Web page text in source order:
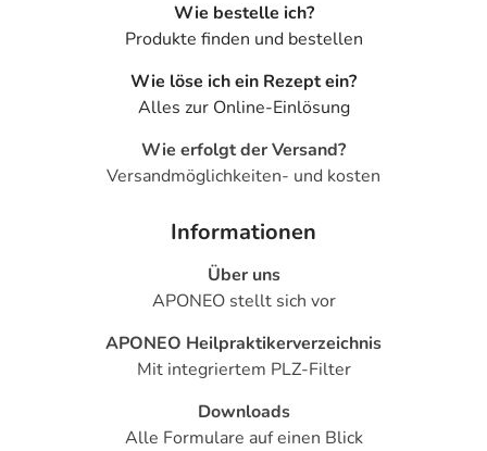
Wie bestelle ich?
Produkte finden und bestellen
Wie löse ich ein Rezept ein?
Alles zur Online-Einlösung
Wie erfolgt der Versand?
Versandmöglichkeiten- und kosten
Informationen
Über uns
APONEO stellt sich vor
APONEO Heilpraktikerverzeichnis
Mit integriertem PLZ-Filter
Downloads
Alle Formulare auf einen Blick